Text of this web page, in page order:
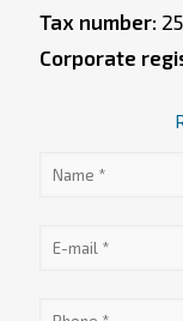
Tax number:
Corporate